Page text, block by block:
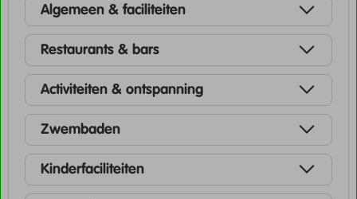
Algemeen & faciliteiten
Restaurants & bars
Activiteiten & ontspanning
Zwembaden
Kinderfaciliteiten